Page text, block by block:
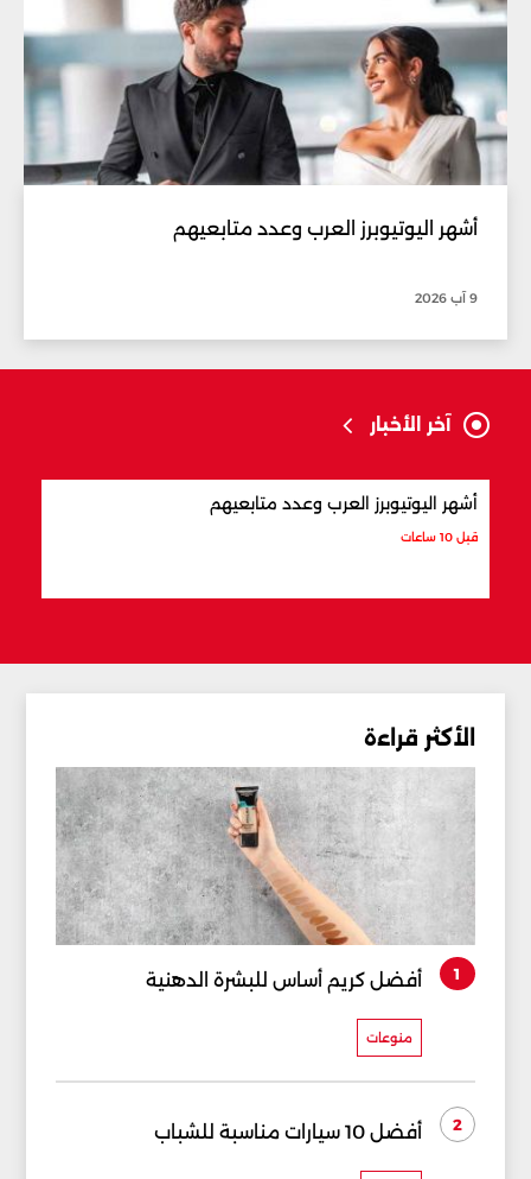
أشهر اليوتيوبرز العرب وعدد متابعيهم
9 آب 2026
آخر الأخبار
أشهر اليوتيوبرز العرب وعدد متابعيهم
قبل 10 ساعات
الأكثر قراءة
1 أفضل كريم أساس للبشرة الدهنية
منوعات
2 أفضل 10 سيارات مناسبة للشباب